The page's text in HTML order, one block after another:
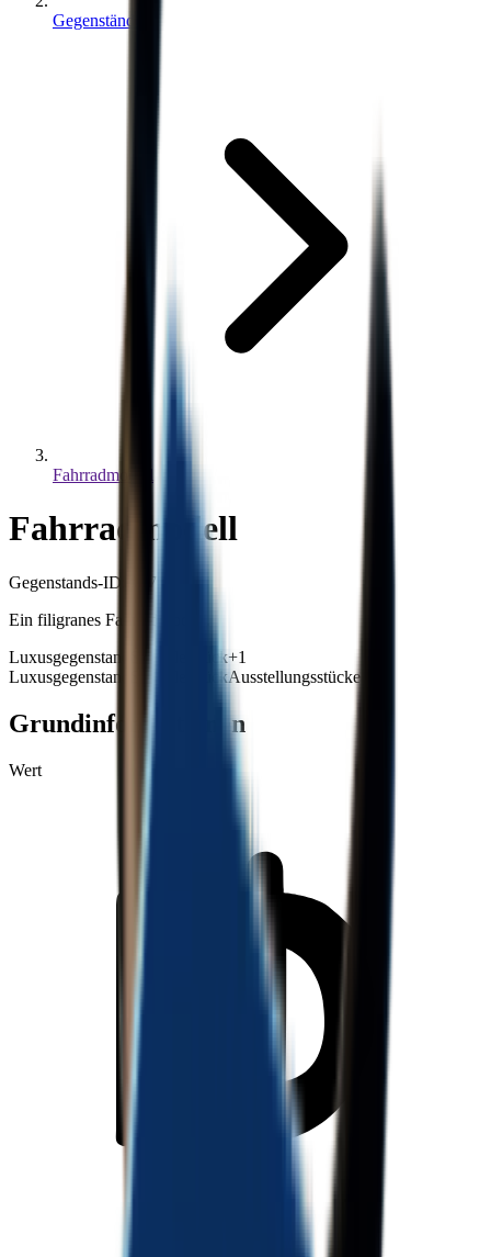
Gegenstände
Fahrradmodell
Fahrradmodell
Gegenstands-ID
77
Ein filigranes Fahrradmodell.
Luxusgegenstand
Sammlerstück+1
Luxusgegenstand
SammlerstückAusstellungsstücke
Grundinformationen
Wert